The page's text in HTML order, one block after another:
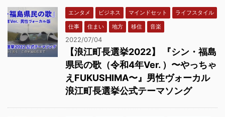
エンタメ ビジネス マインドセット
ライフスタイル
仕事
住まい 地方 移住 音楽
2022/07/04
【浪江町長選挙2022】 『シン・福島
県民の歌（令和4年Ver. ）〜やっちゃ
えFUKUSHIMA〜』男性ヴォーカル
浪江町長選挙公式テーマソング